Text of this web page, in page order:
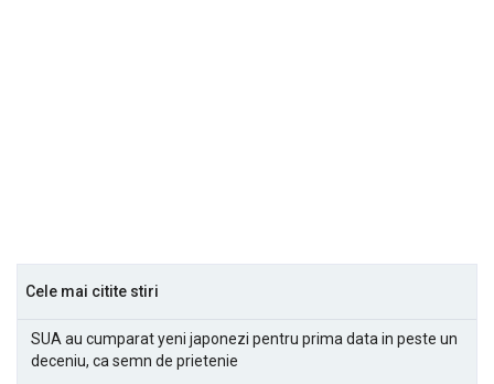
Cele mai citite stiri
SUA au cumparat yeni japonezi pentru prima data in peste un
deceniu, ca semn de prietenie